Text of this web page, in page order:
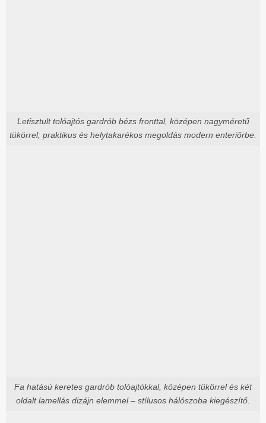
Letisztult tolóajtós gardrób bézs fronttal, középen nagyméretű
tükörrel; praktikus és helytakarékos megoldás modern enteriőrbe.
Fa hatású keretes gardrób tolóajtókkal, középen tükörrel és két
oldalt lamellás dizájn elemmel – stílusos hálószoba kiegészítő.